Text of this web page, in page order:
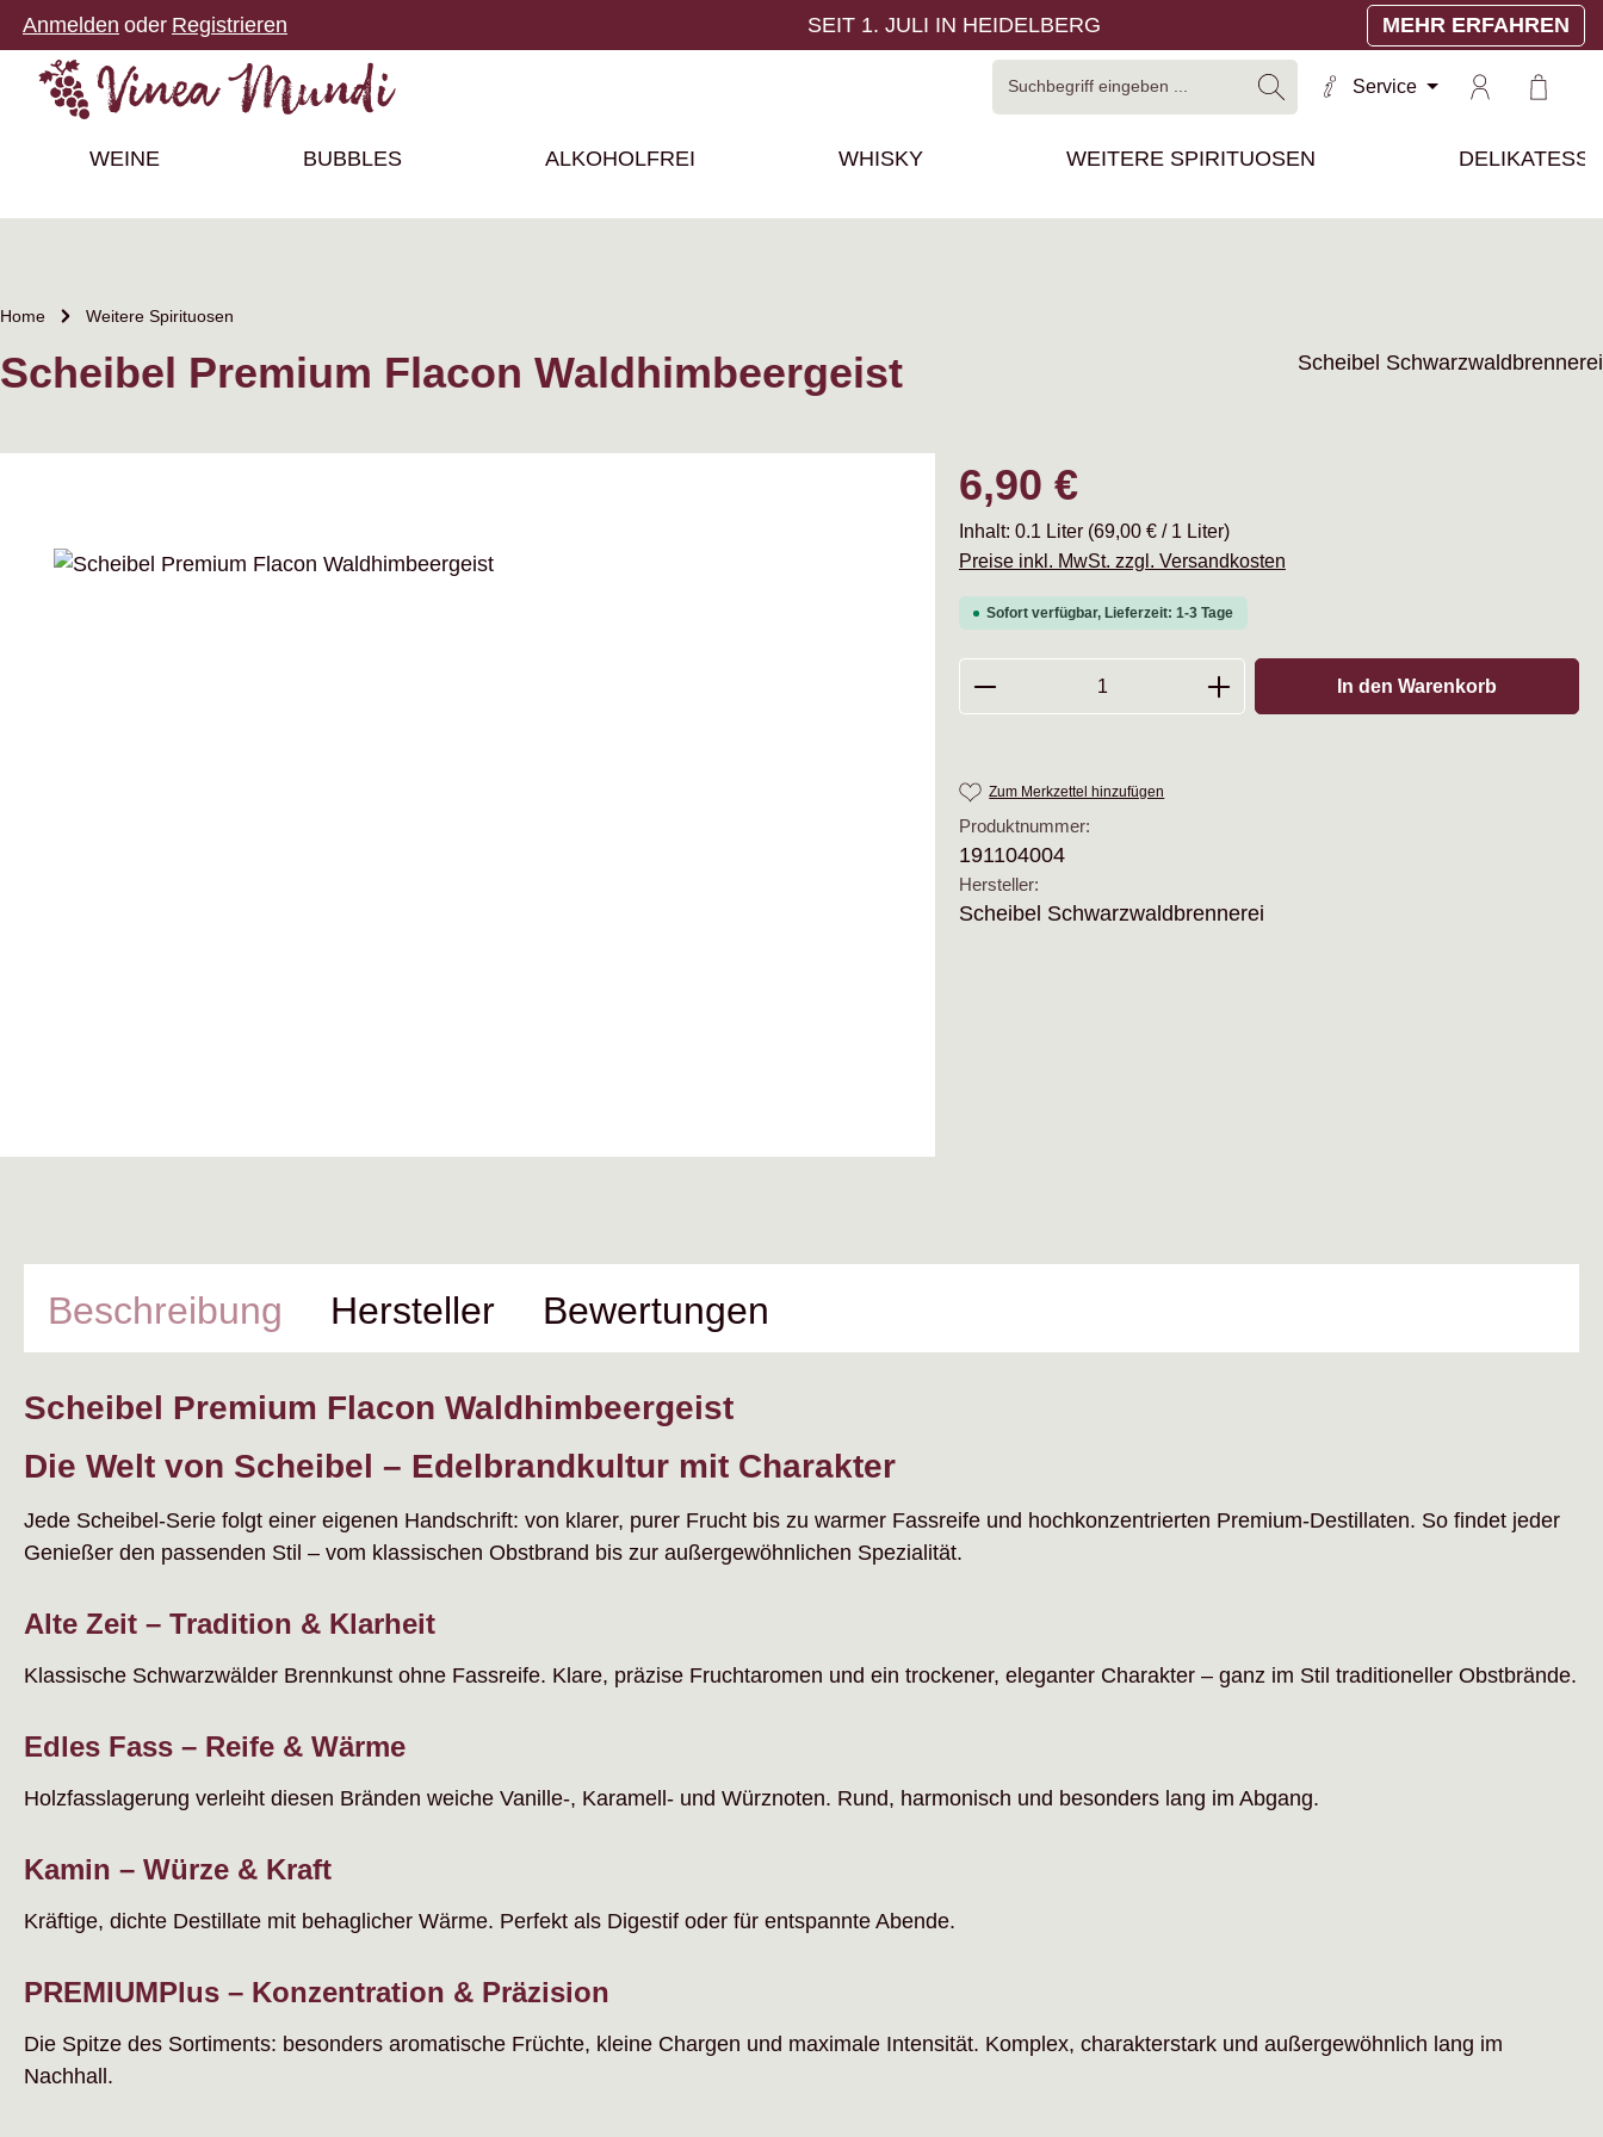
Hauptinhalt springen
Zur Suche springen
Zur Hauptnavigation springen
Anmelden oder Registrieren SEIT 1. JULI IN HEIDELBERG MEHR ERFAHREN
Service
WEINE BUBBLES ALKOHOLFREI WHISKY WEITERE SPIRITUOSEN
Home Weitere Spirituosen
Scheibel Premium Flacon Waldhimbeergeist Scheibel Schwarzwaldbrennerei
Bildergalerie überspringen
Regulärer Preis:
6,90 €
Inhalt: 0.1 Liter (69,00 € / 1 Liter)
Preise inkl. MwSt. zzgl. Versandkosten
Sofort verfügbar, Lieferzeit: 1-3 Tage
Produkt Anzahl: Gib den gewünschten Wert ein
In den Warenkorb
Zum Merkzettel hinzufügen
Produktnummer:
191104004
Hersteller:
Scheibel Schwarzwaldbrennerei
Beschreibung Hersteller Bewertungen
Scheibel Premium Flacon Waldhimbeergeist
Die Welt von Scheibel – Edelbrandkultur mit Charakter
Jede Scheibel-Serie folgt einer eigenen Handschrift: von klarer, purer Frucht bis zu warmer Fassreife und hochkonzentrierten Premium-Destillaten. So findet jeder
Genießer den passenden Stil – vom klassischen Obstbrand bis zur außergewöhnlichen Spezialität.
Alte Zeit – Tradition & Klarheit
Klassische Schwarzwälder Brennkunst ohne Fassreife. Klare, präzise Fruchtaromen und ein trockener, eleganter Charakter – ganz im Stil traditioneller Obstbrände.
Edles Fass – Reife & Wärme
Holzfasslagerung verleiht diesen Bränden weiche Vanille-, Karamell- und Würznoten. Rund, harmonisch und besonders lang im Abgang.
Kamin – Würze & Kraft
Kräftige, dichte Destillate mit behaglicher Wärme. Perfekt als Digestif oder für entspannte Abende.
PREMIUMPlus – Konzentration & Präzision
Die Spitze des Sortiments: besonders aromatische Früchte, kleine Chargen und maximale Intensität. Komplex, charakterstark und außergewöhnlich lang im
Nachhall.